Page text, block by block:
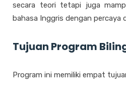
secara teori tetapi juga
bahasa Inggris dengan percaya
Tujuan Program
Program ini memiliki empat